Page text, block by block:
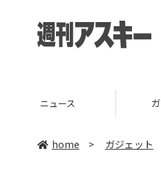
ニュース
home > ガジェット